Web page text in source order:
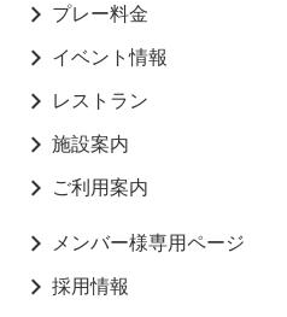
プレー料金
イベント情報
レストラン
施設案内
ご利用案内
メンバー様専用ページ
採用情報